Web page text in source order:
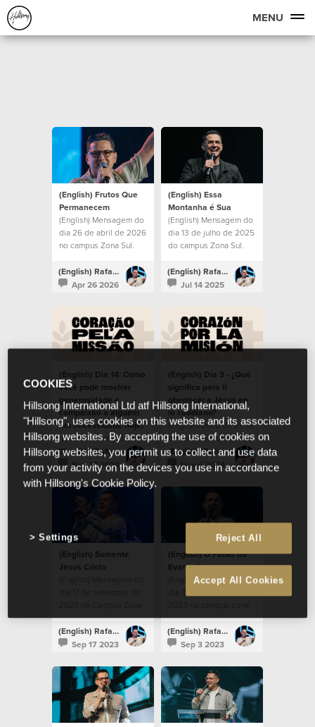
MENU
(English) Frutos Que
Permanecem
(English) Mensagem do
dia 26 de abril de 2026
no campus Zona Sul.
(English) Rafael Bitencourt
Apr 26 2026
(English) Essa
Montanha é Sua
(English) Mensagem do
dia 13 de julho de 2025
do campus Zona Sul.
(English) Rafael Bitencourt
Jul 14 2025
(English) Dia 14: Como
você pode mostrar
generosidade e
compaixão a alguém
em necessidade hoje?
(English) Cuidar dos
necessitados dentro da
comunidade.
(English) Rafael Bitencourt
Nov 17 2024
(English) Día 3 - ¿Qué
significa para ti
obedecer a Jesús en
lo cotidiano?
(English) Día 3 de 21, de
nuestros devocionales,
durante la temporada
de Corazón por la
Misión 2024.
(English) Rafael Bitencourt
Nov 6 2024
(English) Somente
Jesus Cristo
(English) Mensagem do
2023 no Campus Zona
Sul
(English) Rafael Bitencourt
Sep 17 2023
(English) O Poder do
Evangelho
(English) Mensagem do
2023 no campus zona
sul
(English) Rafael Bitencourt
Sep 3 2023
COOKIES
Hillsong International Ltd atf Hillsong International,
"Hillsong", uses cookies on this website and its associated
Hillsong websites. By accepting the use of cookies on
Hillsong websites, you permit us to collect and use data
from your activity on the devices you use in accordance
with Hillsong's Cookie Policy.
Reject All
Accept All Cookies
Settings